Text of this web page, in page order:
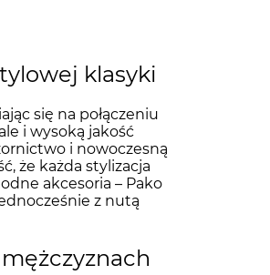
klasyki
się na połączeniu
i wysoką jakość
i nowoczesną
że każda stylizacja
akcesoria – Pako
z nutą